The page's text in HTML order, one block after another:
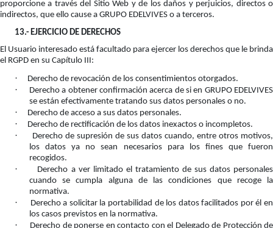
proporcione a través del Sitio Web y de los daños y perjuicios, directos o
indirectos, que ello cause a GRUPO EDELVIVES o a terceros.
13.- EJERCICIO DE DERECHOS
El Usuario interesado está facultado para ejercer los derechos que le brinda
el RGPD en su Capítulo III:
· Derecho de revocación de los consentimientos otorgados.
·
Derecho a obtener confirmación acerca de si en GRUPO EDELVIVES
se están efectivamente tratando sus datos personales o no.
· Derecho de acceso a sus datos personales.
· Derecho de rectificación de los datos inexactos o incompletos.
·
Derecho de supresión de sus datos cuando, entre otros motivos,
los datos ya no sean necesarios para los fines que fueron
recogidos.
·
Derecho a ver limitado el tratamiento de sus datos personales
cuando se cumpla alguna de las condiciones que recoge la
normativa.
·
Derecho a solicitar la portabilidad de los datos facilitados por él en
los casos previstos en la normativa.
·
Derecho de ponerse en contacto con el Delegado de Protección de